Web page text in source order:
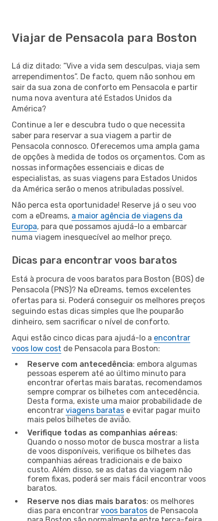
Viajar de Pensacola para Boston
Lá diz ditado: “Vive a vida sem desculpas, viaja sem
arrependimentos”. De facto, quem não sonhou em
sair da sua zona de conforto em Pensacola e partir
numa nova aventura até Estados Unidos da
América?
Continue a ler e descubra tudo o que necessita
saber para reservar a sua viagem a partir de
Pensacola connosco. Oferecemos uma ampla gama
de opções à medida de todos os orçamentos. Com as
nossas informações essenciais e dicas de
especialistas, as suas viagens para Estados Unidos
da América serão o menos atribuladas possível.
Não perca esta oportunidade! Reserve já o seu voo
com a eDreams, a maior agência de viagens da
Europa, para que possamos ajudá-lo a embarcar
numa viagem inesquecível ao melhor preço.
Dicas para encontrar voos baratos
Está à procura de voos baratos para Boston (BOS) de
Pensacola (PNS)? Na eDreams, temos excelentes
ofertas para si. Poderá conseguir os melhores preços
seguindo estas dicas simples que lhe pouparão
dinheiro, sem sacrificar o nível de conforto.
Aqui estão cinco dicas para ajudá-lo a encontrar
voos low cost de Pensacola para Boston:
Reserve com antecedência: embora algumas
pessoas esperem até ao último minuto para
encontrar ofertas mais baratas, recomendamos
sempre comprar os bilhetes com antecedência.
Desta forma, existe uma maior probabilidade de
encontrar viagens baratas e evitar pagar muito
mais pelos bilhetes de avião.
Verifique todas as companhias aéreas:
Quando o nosso motor de busca mostrar a lista
de voos disponíveis, verifique os bilhetes das
companhias aéreas tradicionais e de baixo
custo. Além disso, se as datas da viagem não
forem fixas, poderá ser mais fácil encontrar voos
baratos.
Reserve nos dias mais baratos: os melhores
dias para encontrar voos baratos de Pensacola